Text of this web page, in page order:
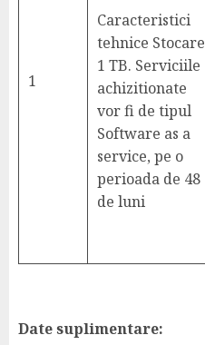
1
Caracteristici
tehnice Stocare
1 TB. Serviciile
achizitionate
vor fi de tipul
Software as a
service, pe o
perioada de 48
de luni
Date suplimentare: